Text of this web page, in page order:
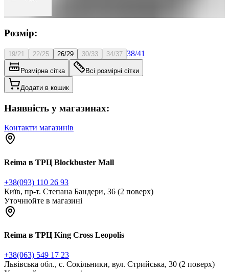
Розмір:
19/21 22/25 26/29 30/33 34/37 38/41
Розмірна сітка Всі розмірні сітки
Додати в кошик
Наявність у магазинах:
Контакти магазинів
Reima в ТРЦ Blockbuster Mall
+38(093) 110 26 93
Київ, пр-т. Степана Бандери, 36 (2 поверх)
Уточнюйте в магазині
Reima в ТРЦ King Cross Leopolis
+38(063) 549 17 23
Львівська обл., с. Сокільники, вул. Стрийська, 30 (2 поверх)